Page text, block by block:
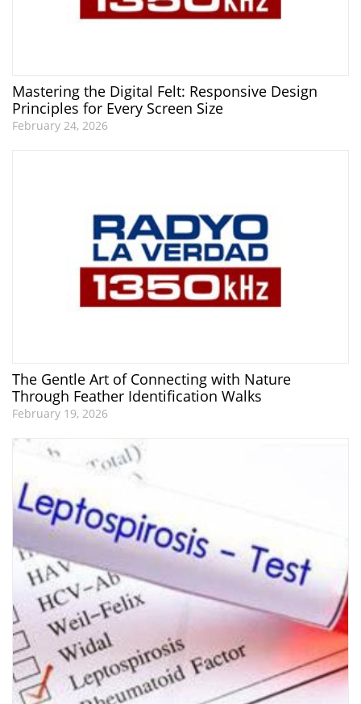
Mastering the Digital Felt: Responsive Design
Principles for Every Screen Size
February 24, 2026
The Gentle Art of Connecting with Nature
Through Feather Identification Walks
February 19, 2026